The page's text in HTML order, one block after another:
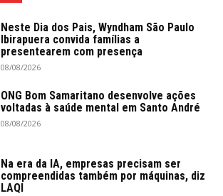
Neste Dia dos Pais, Wyndham São Paulo
Ibirapuera convida famílias a
presentearem com presença
08/08/2026
ONG Bom Samaritano desenvolve ações
voltadas à saúde mental em Santo André
08/08/2026
Na era da IA, empresas precisam ser
compreendidas também por máquinas, diz
LAQI